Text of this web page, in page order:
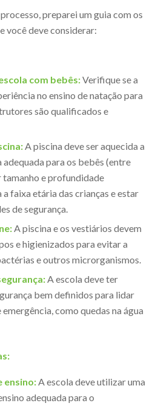
preparei um guia com os
você deve considerar:
com bebês:Verifique se a
no ensino de natação para
são qualificados e
A piscina deve ser aquecida a
para os bebês (entre
tamanho e profundidade
faixa etária das crianças e estar
de segurança.
A piscina e os vestiários devem
e higienizados para evitar a
e outros microrganismos.
A escola deve ter
bem definidos para lidar
como quedas na água
ensino:A escola deve utilizar uma
adequada para o